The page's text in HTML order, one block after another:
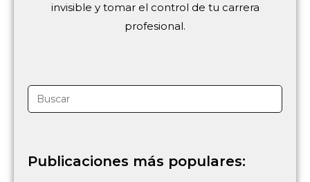
invisible y tomar el control de tu carrera
profesional.
Publicaciones más populares: